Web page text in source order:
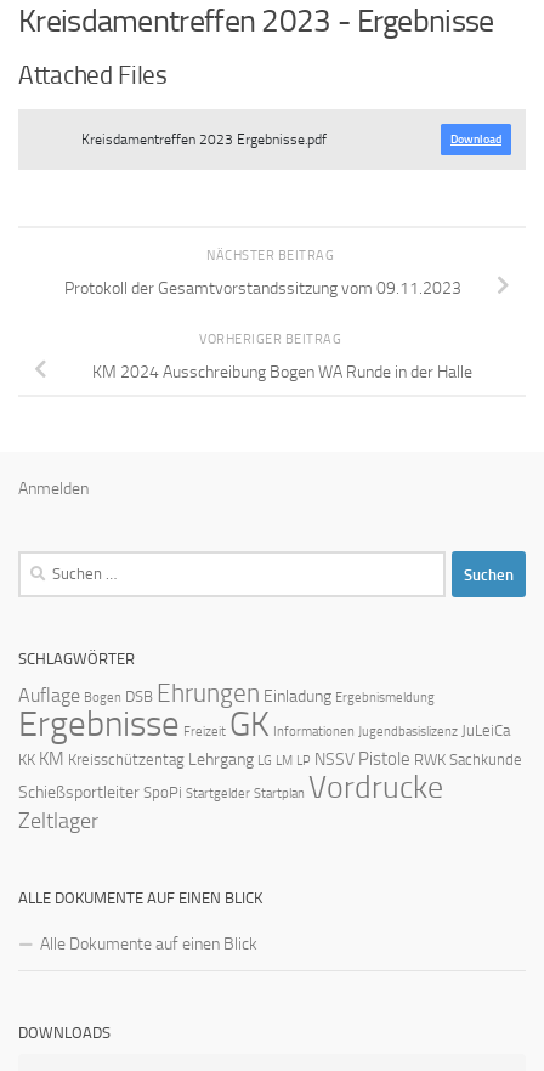
Kreisdamentreffen 2023 - Ergebnisse
Attached Files
Kreisdamentreffen 2023 Ergebnisse.pdf Download
NÄCHSTER BEITRAG
Protokoll der Gesamtvorstandssitzung vom 09.11.2023
VORHERIGER BEITRAG
KM 2024 Ausschreibung Bogen WA Runde in der Halle
Anmelden
Suchen
SCHLAGWÖRTER
Auflage Bogen DSB Ehrungen Einladung Ergebnismeldung
Ergebnisse Freizeit GK Informationen Jugendbasislizenz JuLeiCa
KK KM Kreisschützentag Lehrgang LG LM LP NSSV Pistole RWK Sachkunde
Schießsportleiter SpoPi Startgelder Startplan Vordrucke
Zeltlager
ALLE DOKUMENTE AUF EINEN BLICK
Alle Dokumente auf einen Blick
DOWNLOADS